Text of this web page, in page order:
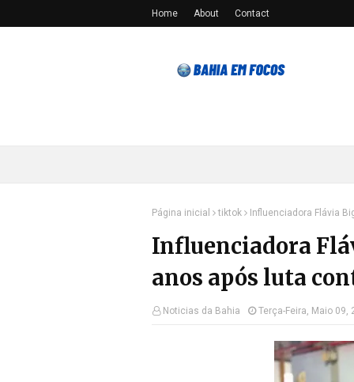
Home About Contact
Página inicial tiktok Influenciadora Flávia
Influenciadora
anos após luta
Noticias da Bahia Terça-Feira, Maio 09,